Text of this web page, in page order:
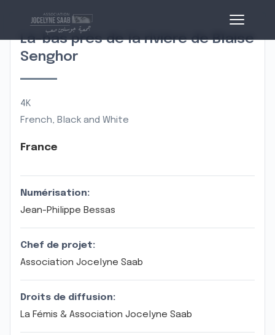
Là-bas près de la rivière de Blaise
Senghor
4K
French, Black and White
France
Numérisation:
Jean-Philippe Bessas
Chef de projet:
Association Jocelyne Saab
Droits de diffusion:
La Fémis & Association Jocelyne Saab